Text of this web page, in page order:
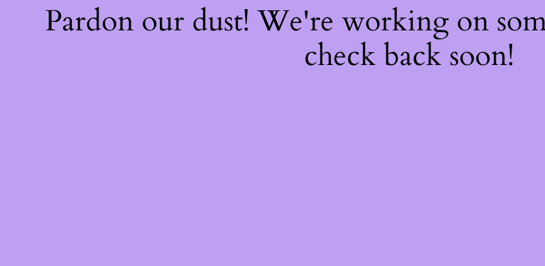
Pardon our dust! We're working on
check back soon!